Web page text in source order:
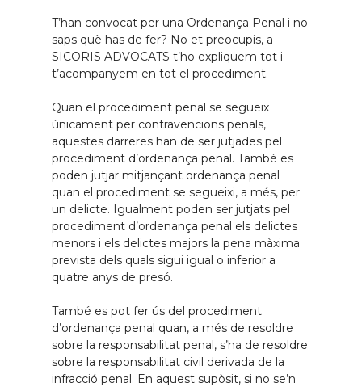
T’han convocat per una Ordenança Penal i no
saps què has de fer? No et preocupis, a
SICORIS ADVOCATS t’ho expliquem tot i
t’acompanyem en tot el procediment.
Quan el procediment penal se segueix
únicament per contravencions penals,
aquestes darreres han de ser jutjades pel
procediment d’ordenança penal. També es
poden jutjar mitjançant ordenança penal
quan el procediment se segueixi, a més, per
un delicte. Igualment poden ser jutjats pel
procediment d’ordenança penal els delictes
menors i els delictes majors la pena màxima
prevista dels quals sigui igual o inferior a
quatre anys de presó.
També es pot fer ús del procediment
d’ordenança penal quan, a més de resoldre
sobre la responsabilitat penal, s’ha de resoldre
sobre la responsabilitat civil derivada de la
infracció penal. En aquest supòsit, si no se’n